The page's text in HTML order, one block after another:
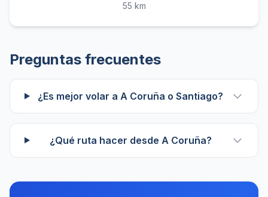
55 km
Preguntas frecuentes
¿Es mejor volar a A Coruña o Santiago?
¿Qué ruta hacer desde A Coruña?